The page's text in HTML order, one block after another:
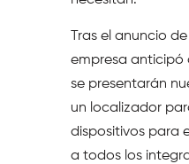
Tras el anuncio
empresa anticipó
se presentarán
un localizador
dispositivos para
a todos los